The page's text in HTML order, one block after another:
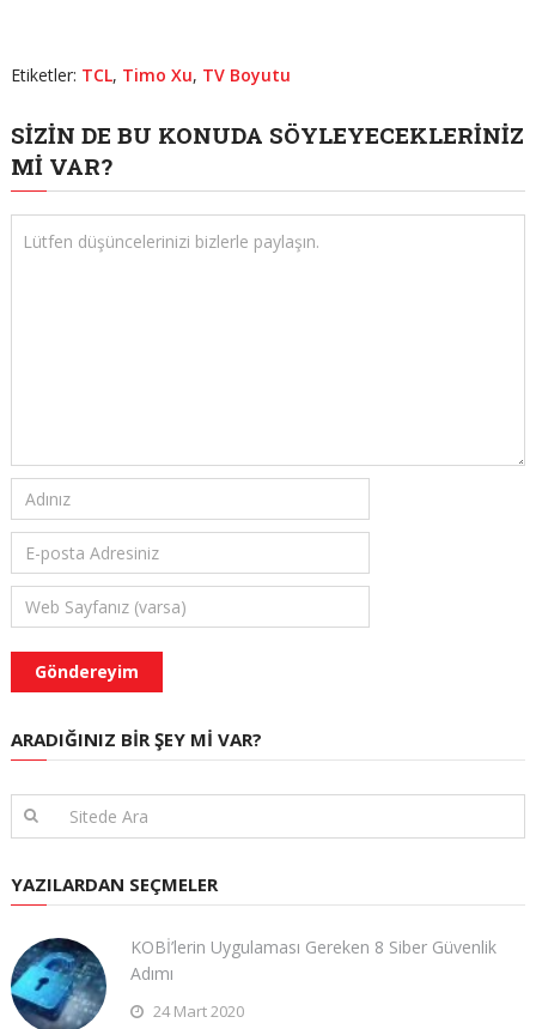
Etiketler: TCL, Timo Xu, TV Boyutu
SIZIN DE BU KONUDA SÖYLEYECEKLERINIZ
MI VAR?
ARADIĞINIZ BIR ŞEY MI VAR?
YAZILARDAN SEÇMELER
KOBİ’lerin Uygulaması Gereken 8 Siber Güvenlik
Adımı
24 Mart 2020